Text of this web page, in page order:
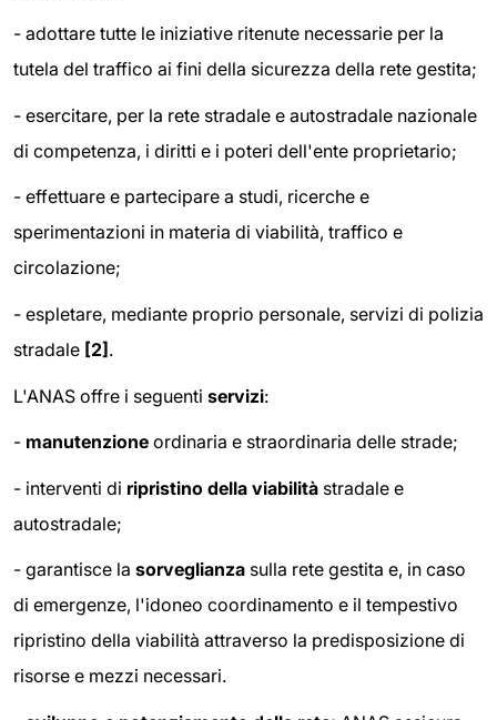
- adottare tutte le iniziative ritenute necessarie per la
tutela del traffico ai fini della sicurezza della rete gestita;
- esercitare, per la rete stradale e autostradale nazionale
di competenza, i diritti e i poteri dell'ente proprietario;
- effettuare e partecipare a studi, ricerche e
sperimentazioni in materia di viabilità, traffico e
circolazione;
- espletare, mediante proprio personale, servizi di polizia
stradale [2] .
L'ANAS offre i seguenti servizi:
- manutenzione ordinaria e straordinaria delle strade;
- interventi di ripristino della viabilità stradale e
autostradale;
- garantisce la sorveglianza sulla rete gestita e, in caso
di emergenze, l'idoneo coordinamento e il tempestivo
ripristino della viabilità attraverso la predisposizione di
risorse e mezzi necessari.